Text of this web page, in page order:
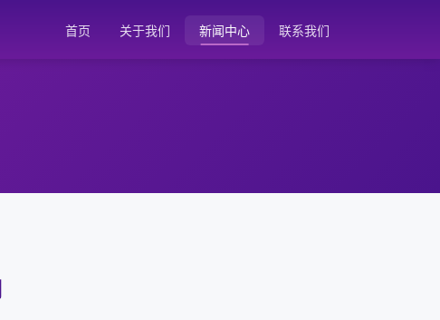
首页 关于我们 新闻中心 联系我们